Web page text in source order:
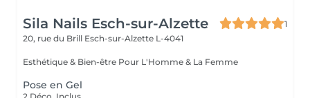
Sila Nails Esch-sur-Alzette
1
20, rue du Brill Esch-sur-Alzette L-4041
Esthétique & Bien-être Pour L'Homme & La Femme
Pose en Gel